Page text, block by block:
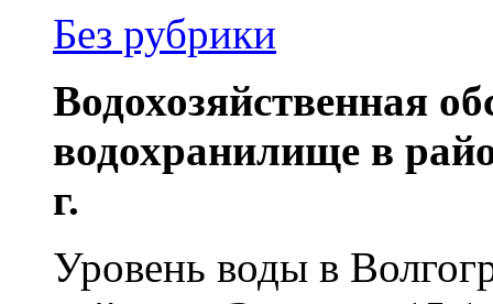
Без рубрики
Водохозяйственная
водохранилище в
г.
Уровень воды в